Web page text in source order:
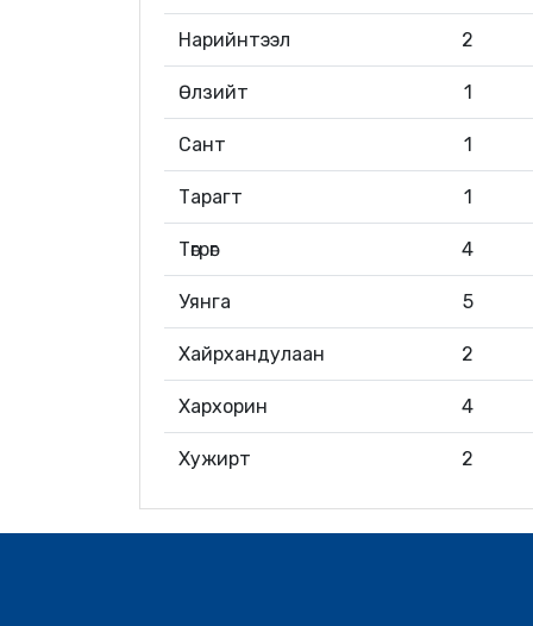
Нарийнтээл 2
Өлзийт 1
Сант 1
Тарагт 1
Төгрөг 4
Уянга 5
Хайрхандулаан 2
Хархорин 4
Хужирт 2